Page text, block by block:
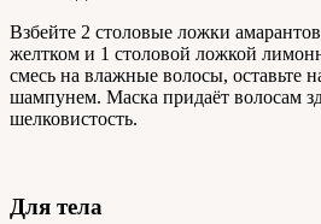
Взбейте 2 столовые ложки
желтком и 1 столовой ложкой
смесь на влажные волосы, оставьте
шампунем. Маска придаёт волосам
шелковистость.
Для тела